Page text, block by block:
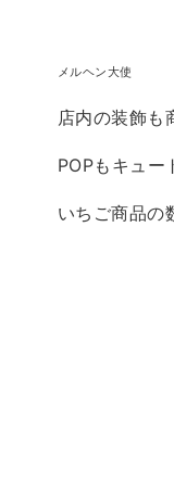
メルヘン大使
店内の装飾も
POPもキュー
いちご商品の